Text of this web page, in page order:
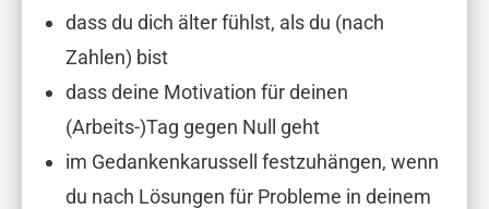
dass du dich älter fühlst, als du (nach
Zahlen) bist
dass deine Motivation für deinen
(Arbeits-)Tag gegen Null geht
im Gedankenkarussell festzuhängen, wenn
du nach Lösungen für Probleme in deinem